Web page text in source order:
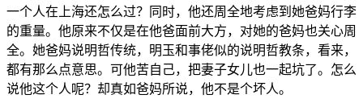
一个人在上海还怎么过？同时，他还周全地考虑到她爸妈行李
的重量。他原来不仅是在他爸面前大方，对她的爸妈也关心周
全。她爸妈说明哲传统，明玉和事佬似的说明哲教条，看来，
都有那么点意思。可他苦自己，把妻子女儿也一起坑了。怎么
说他这个人呢？却真如爸妈所说，他不是个坏人。